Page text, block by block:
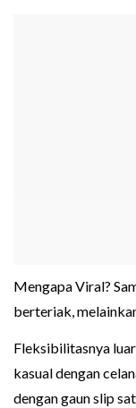
Mengapa Viral?
berteriak,
Fleksibilitasnya
kasual dengan
dengan gaun slip